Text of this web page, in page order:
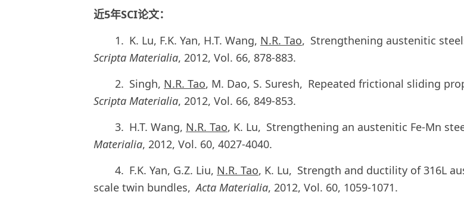
近5年SCI论文：
1. K. Lu, F.K. Yan, H.T. Wang, N.R. Tao, Strengthening austenitic
Scripta Materialia, 2012, Vol. 66, 878-883.
2. Singh, N.R. Tao, M. Dao, S. Suresh, Repeated frictional sliding
Scripta Materialia, 2012, Vol. 66, 849-853.
3. H.T. Wang, N.R. Tao, K. Lu, Strengthening an austenitic Fe-Mn
Materialia, 2012, Vol. 60, 4027-4040.
4. F.K. Yan, G.Z. Liu, N.R. Tao, K. Lu, Strength and ductility of 316L
scale twin bundles,Acta Materialia, 2012, Vol. 60, 1059-1071.